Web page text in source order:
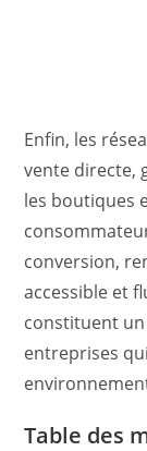
Enfin, les
vente directe,
les boutiques
conversion,
accessible et
constituent
entreprises
Table des